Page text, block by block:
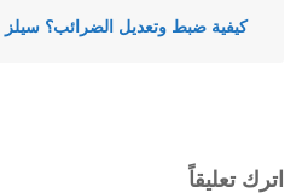
كيفية ضبط وتعديل الضرائب؟
اترك تعليقاً